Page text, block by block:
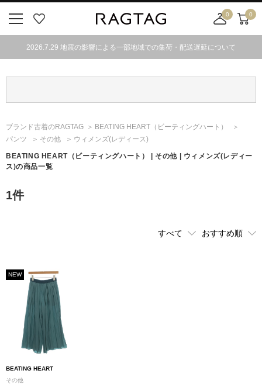
気
0
舗
カ
ト
0
2026.7.29 地震の影響による一部地域での集荷・配送遅延について
ブランド古着のRAGTAG BEATING HEART （ビーティングハート）
パンツ
その他 ウィメンズ(レディース)
BEATING HEART（ビーティングハート）
| その他 | ウィメンズ(レディー
ス)の商品一覧
1件
NEW
BEATING HEART
その他